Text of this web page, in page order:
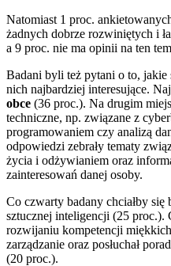
Natomiast 1 proc.
żadnych dobrze rozwiniętych i
a 9 proc. nie ma opinii na ten
Badani byli też pytani o to,
nich najbardziej interesujące.
obce (36 proc.). Na drugim
techniczne, np. związane z
programowaniem czy analizą
odpowiedzi zebrały tematy
życia i odżywianiem oraz
zainteresowań danej osoby.
Co czwarty badany chciałby się
sztucznej inteligencji (25 proc.).
rozwijaniu kompetencji
zarządzanie oraz posłuchał
(20 proc.).